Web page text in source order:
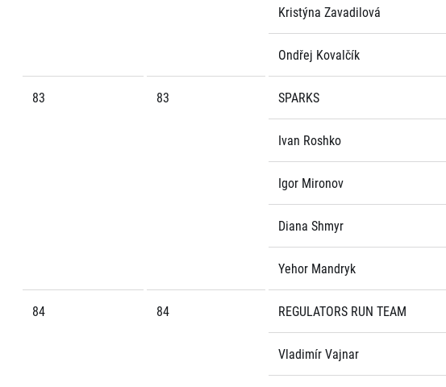
Kristýna Zavadilová
Ondřej Kovalčík
83 83 SPARKS
Ivan Roshko
Igor Mironov
Diana Shmyr
Yehor Mandryk
84 84 REGULATORS RUN TEAM
Vladimír Vajnar